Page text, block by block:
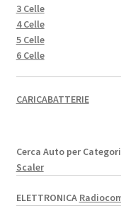
3 Celle
4 Celle
5 Celle
6 Celle
CARICABATTERIE
Cerca Auto per
Scaler
ELETTRONICA